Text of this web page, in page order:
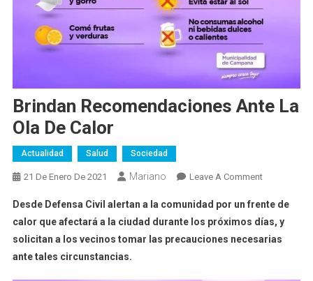
Brindan Recomendaciones Ante La
Ola De Calor
Actualidad Salud Sociedad
21 De Enero De 2021 Mariano Leave A CommentOn
Ante
La
Desde Defensa Civil alertan a la comunidad por un frente de
calor que afectará a la ciudad durante los próximos días, y
solicitan a los vecinos tomar las precauciones necesarias
ante tales circunstancias.